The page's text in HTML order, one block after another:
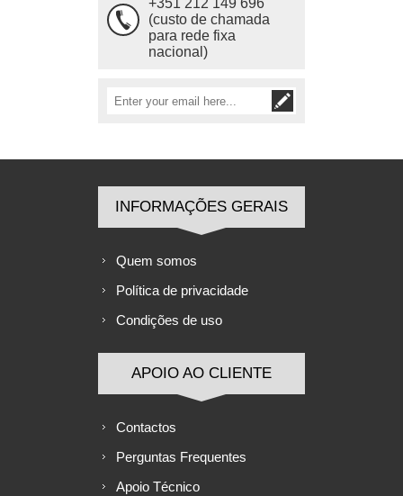
+351 212 149 696
(custo de chamada
para rede fixa
nacional)
INFORMAÇÕES GERAIS
Quem somos
Política de privacidade
Condições de uso
APOIO AO CLIENTE
Contactos
Perguntas Frequentes
Apoio Técnico